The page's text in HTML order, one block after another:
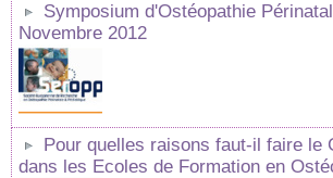
Symposium d'Ostéopathie
Novembre 2012
Pour quelles raisons faut-il faire le
dans les Ecoles de Formation en